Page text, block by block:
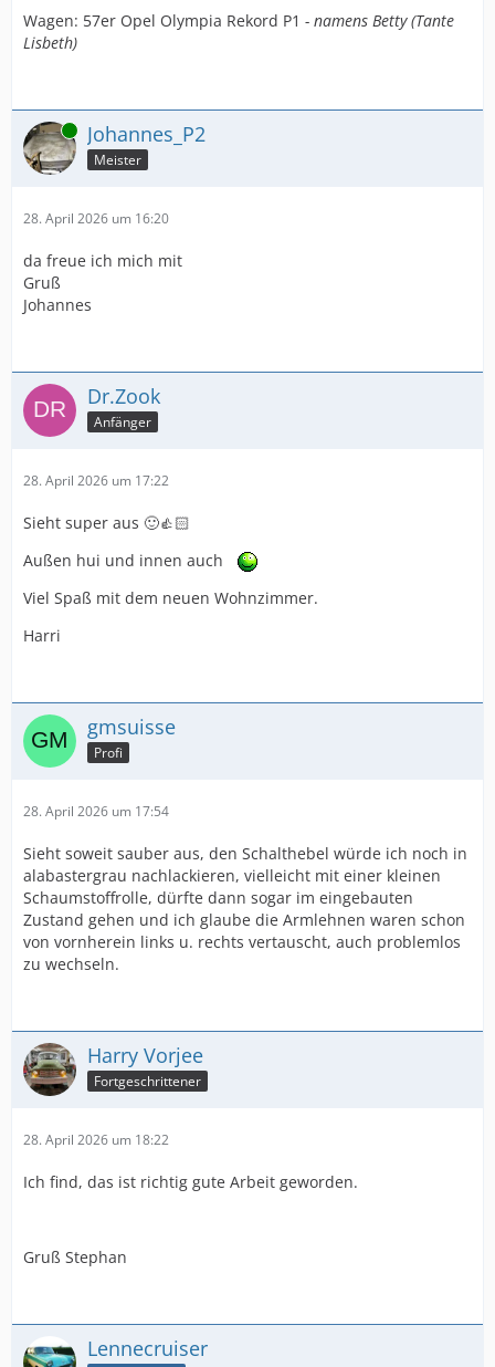
Wagen: 57er Opel Olympia Rekord P1 - namens Betty (Tante
Lisbeth)
Online Johannes_P2
Meister
28. April 2026 um 16:20
da freue ich mich mit
Gruß
Johannes
Dr.Zook
Anfänger
28. April 2026 um 17:22
Sieht super aus 🙂👍🏻
Außen hui und innen auch
Viel Spaß mit dem neuen Wohnzimmer.
Harri
gmsuisse
Profi
28. April 2026 um 17:54
Sieht soweit sauber aus, den Schalthebel würde ich noch in
alabastergrau nachlackieren, vielleicht mit einer kleinen
Schaumstoffrolle, dürfte dann sogar im eingebauten
Zustand gehen und ich glaube die Armlehnen waren schon
von vornherein links u. rechts vertauscht, auch problemlos
zu wechseln.
Harry Vorjee
Fortgeschrittener
28. April 2026 um 18:22
Ich find, das ist richtig gute Arbeit geworden.
Gruß Stephan
Lennecruiser